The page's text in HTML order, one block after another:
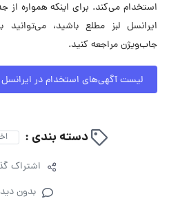
استخدام می‌کند. برای اینکه همواره
ایرانسل لبز مطلع باشید،
جاب‌ویژن مراجعه کنید.
لیست آگهی‌های استخدام در ایرانسل
دسته بندی :
اشتراک
بدون